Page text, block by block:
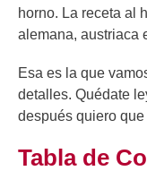
horno. La receta al
alemana, austriaca
Esa es la que
detalles. Quédate
después quiero
Tabla de